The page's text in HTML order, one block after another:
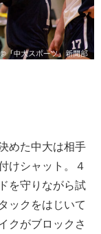
めた中大は相手
けシャット。４
を守りながら試
ックをはじいて
クがブロックさ